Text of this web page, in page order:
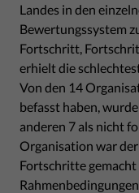
Landes in den
Bewertungssystem
Fortschritt,
erhielt die
Von den 14
befasst haben,
anderen 7 als nicht
Organisation war
Fortschritte